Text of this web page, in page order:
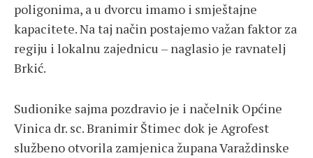
poligonima, a u dvorcu imamo i smještajne
kapacitete. Na taj način postajemo važan faktor za
regiju i lokalnu zajednicu – naglasio je ravnatelj
Brkić.
Sudionike sajma pozdravio je i načelnik Općine
Vinica dr. sc. Branimir Štimec dok je Agrofest
službeno otvorila zamjenica župana Varaždinske